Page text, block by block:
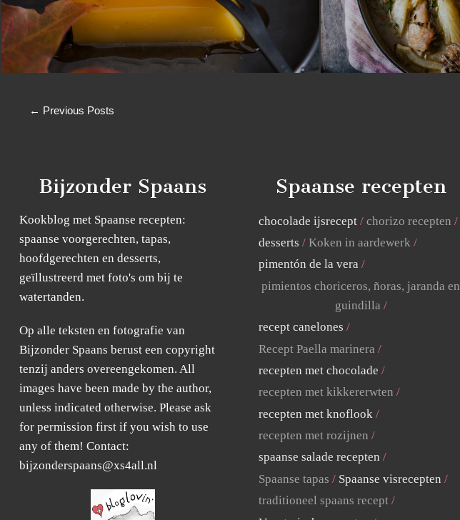
← Previous Posts
Bijzonder Spaans
Kookblog met Spaanse recepten:
spaanse voorgerechten, tapas,
hoofdgerechten en desserts,
geïllustreerd met foto's om bij te
watertanden.
Op alle teksten en fotografie van
Bijzonder Spaans berust een copyright
tenzij anders overeengekomen. All
images have been made by the author,
unless indicated otherwise. Please ask
for permission first if you wish to use
any of them! Contact:
bijzonderspaans@xs4all.nl
Spaanse recepten
chocolade ijsrecept
chorizo recepten
desserts
Koken in aardewerk
pimentón de la vera
pimientos choriceros, ñoras, jaranda en
guindilla
recept canelones
Recept Paella marinera
recepten met chocolade
recepten met kikkererwten
recepten met knoflook
recepten met rozijnen
spaanse salade recepten
Spaanse tapas
Spaanse visrecepten
traditioneel spaans recept